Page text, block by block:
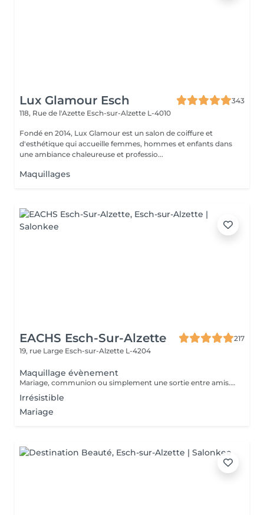
Lux Glamour Esch
343
118, Rue de l'Azette Esch-sur-Alzette L-4010
Fondé en 2014, Lux Glamour est un salon de coiffure et
d'esthétique qui accueille femmes, hommes et enfants dans
une ambiance chaleureuse et professio...
Maquillages
EACHS Esch-Sur-Alzette
217
19, rue Large Esch-sur-Alzette L-4204
Maquillage évènement
Mariage, communion ou simplement une sortie entre amis. Notre maquilleuse professionnelle s'adapte à vos envies et besoins. N'attendez plus et réservez ce service d'exception qui sera la touche finale à votre évènement.
Irrésistible
Mariage